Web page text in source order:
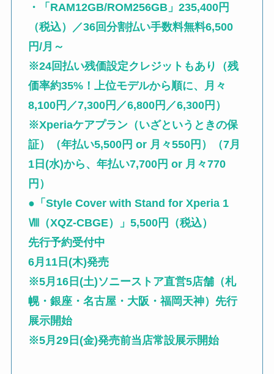
・「RAM12GB/ROM256GB」235,400円
（税込）／36回分割払い手数料無料6,500
円/月～
※24回払い残価設定クレジットもあり（残
価率約35%！上位モデルから順に、月々
8,100円／7,300円／6,800円／6,300円）
※Xperiaケアプラン（いざというときの保
証）（年払い5,500円 or 月々550円）（7月
1日(水)から、年払い7,700円 or 月々770
円）
● 「Style Cover with Stand for Xperia 1
Ⅷ（XQZ-CBGE）」5,500円（税込）
先行予約受付中
6月11日(木)発売
※5月16日(土)ソニーストア直営5店舗（札
幌・銀座・名古屋・大阪・福岡天神）先行
展示開始
※5月29日(金)発売前当店常設展示開始